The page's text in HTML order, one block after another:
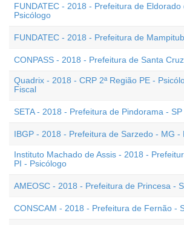
FUNDATEC - 2018 - Prefeitura de Eldorado
Psicólogo
FUNDATEC - 2018 - Prefeitura de
CONPASS - 2018 - Prefeitura de Santa
Quadrix - 2018 - CRP 2ª Região PE -
Fiscal
SETA - 2018 - Prefeitura de Pindorama -
IBGP - 2018 - Prefeitura de Sarzedo - MG -
Instituto Machado de Assis - 2018 -
PI - Psicólogo
AMEOSC - 2018 - Prefeitura de Princesa -
CONSCAM - 2018 - Prefeitura de Fernão -